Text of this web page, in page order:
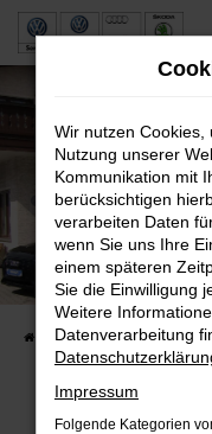
Zum
Neuwagen
VW, VW
Startseite Fahrzeuge
Wir nutzen Cookies,
Nutzung unserer
Kommunikation mit
berücksichtigen
verarbeiten Daten
wenn Sie uns Ihre
einem späteren
Sie die Einwilligung
Weitere
Datenverarbeitung
Impressum
Folgende Kategorien